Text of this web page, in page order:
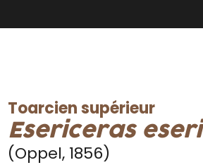
Toarcien supérieur
Esericeras eseri
(Oppel, 1856)